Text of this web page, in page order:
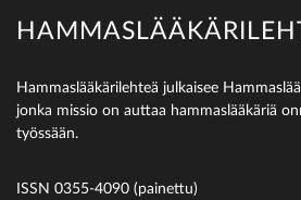
Hammaslääkärilehteä julkaisee
jonka missio on auttaa hammaslääkäriä
työssään.
ISSN 0355-4090 (painettu)